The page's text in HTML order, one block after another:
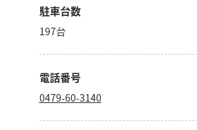
駐車台数
197台
電話番号
0479-60-3140